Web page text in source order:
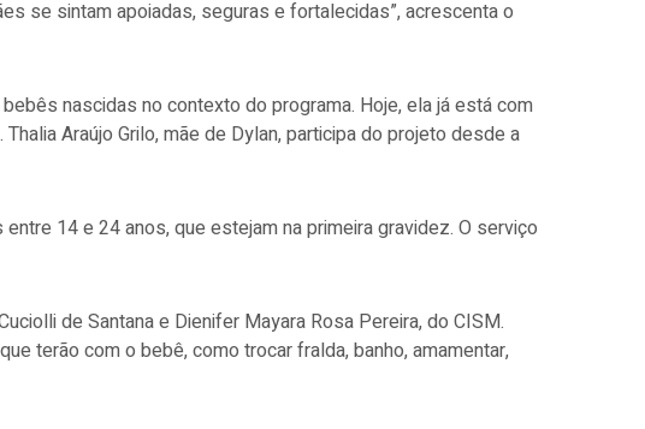
se sintam apoiadas, seguras e fortalecidas”, acrescenta o
nascidas no contexto do programa. Hoje, ela já está com
Araújo Grilo, mãe de Dylan, participa do projeto desde a
14 e 24 anos, que estejam na primeira gravidez. O serviço
de Santana e Dienifer Mayara Rosa Pereira, do CISM.
terão com o bebê, como trocar fralda, banho, amamentar,